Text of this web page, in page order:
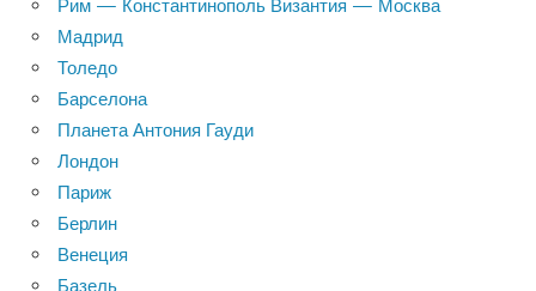
Рим — Константинополь Византия — Москва
Мадрид
Толедо
Барселона
Планета Антония Гауди
Лондон
Париж
Берлин
Венеция
Базель